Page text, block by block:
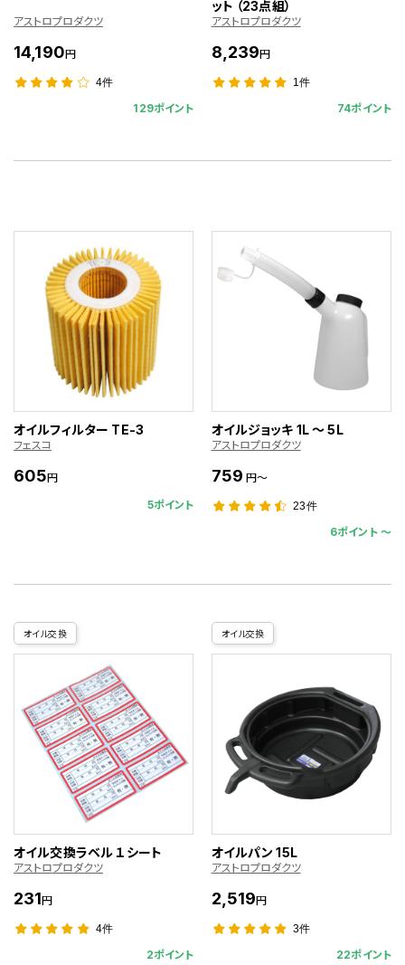
アストロプロダクツ
14,190円
4件
129ポイント
ット （23点組）
アストロプロダクツ
8,239円
1件
74ポイント
オイルフィルター TE-3
フェスコ
605円
5ポイント
オイルジョッキ 1L ～ 5L
アストロプロダクツ
759 円～
23件
6ポイント 〜
オイル交換
オイル交換ラベル １シート
アストロプロダクツ
231円
4件
2ポイント
オイル交換
オイルパン 15L
アストロプロダクツ
2,519円
3件
22ポイント